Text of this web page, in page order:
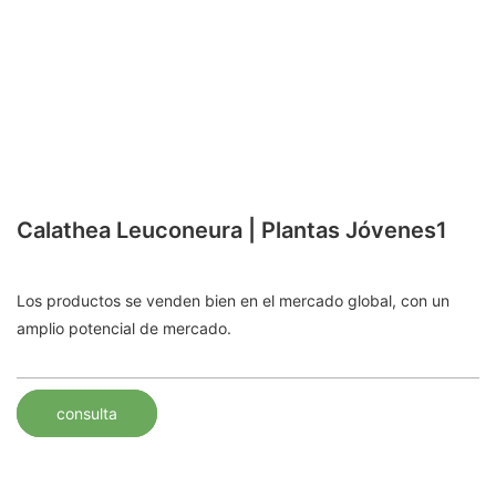
Calathea Leuconeura | Plantas Jóvenes1
Los productos se venden bien en el mercado global, con un
amplio potencial de mercado.
consulta